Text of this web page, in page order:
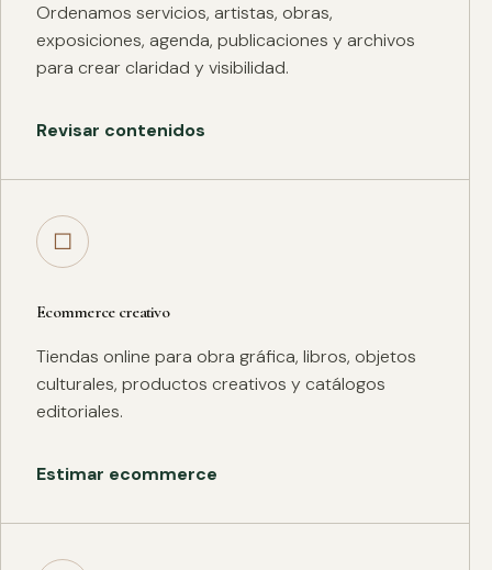
Ordenamos servicios, artistas, obras,
exposiciones, agenda, publicaciones y archivos
para crear claridad y visibilidad.
Revisar contenidos
□
Ecommerce creativo
Tiendas online para obra gráfica, libros, objetos
culturales, productos creativos y catálogos
editoriales.
Estimar ecommerce